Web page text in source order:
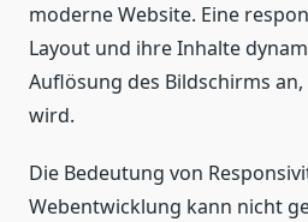
moderne Website. Eine
Layout und ihre Inhalte
Auflösung des Bildschirms
wird.
Die Bedeutung von
Webentwicklung kann nicht